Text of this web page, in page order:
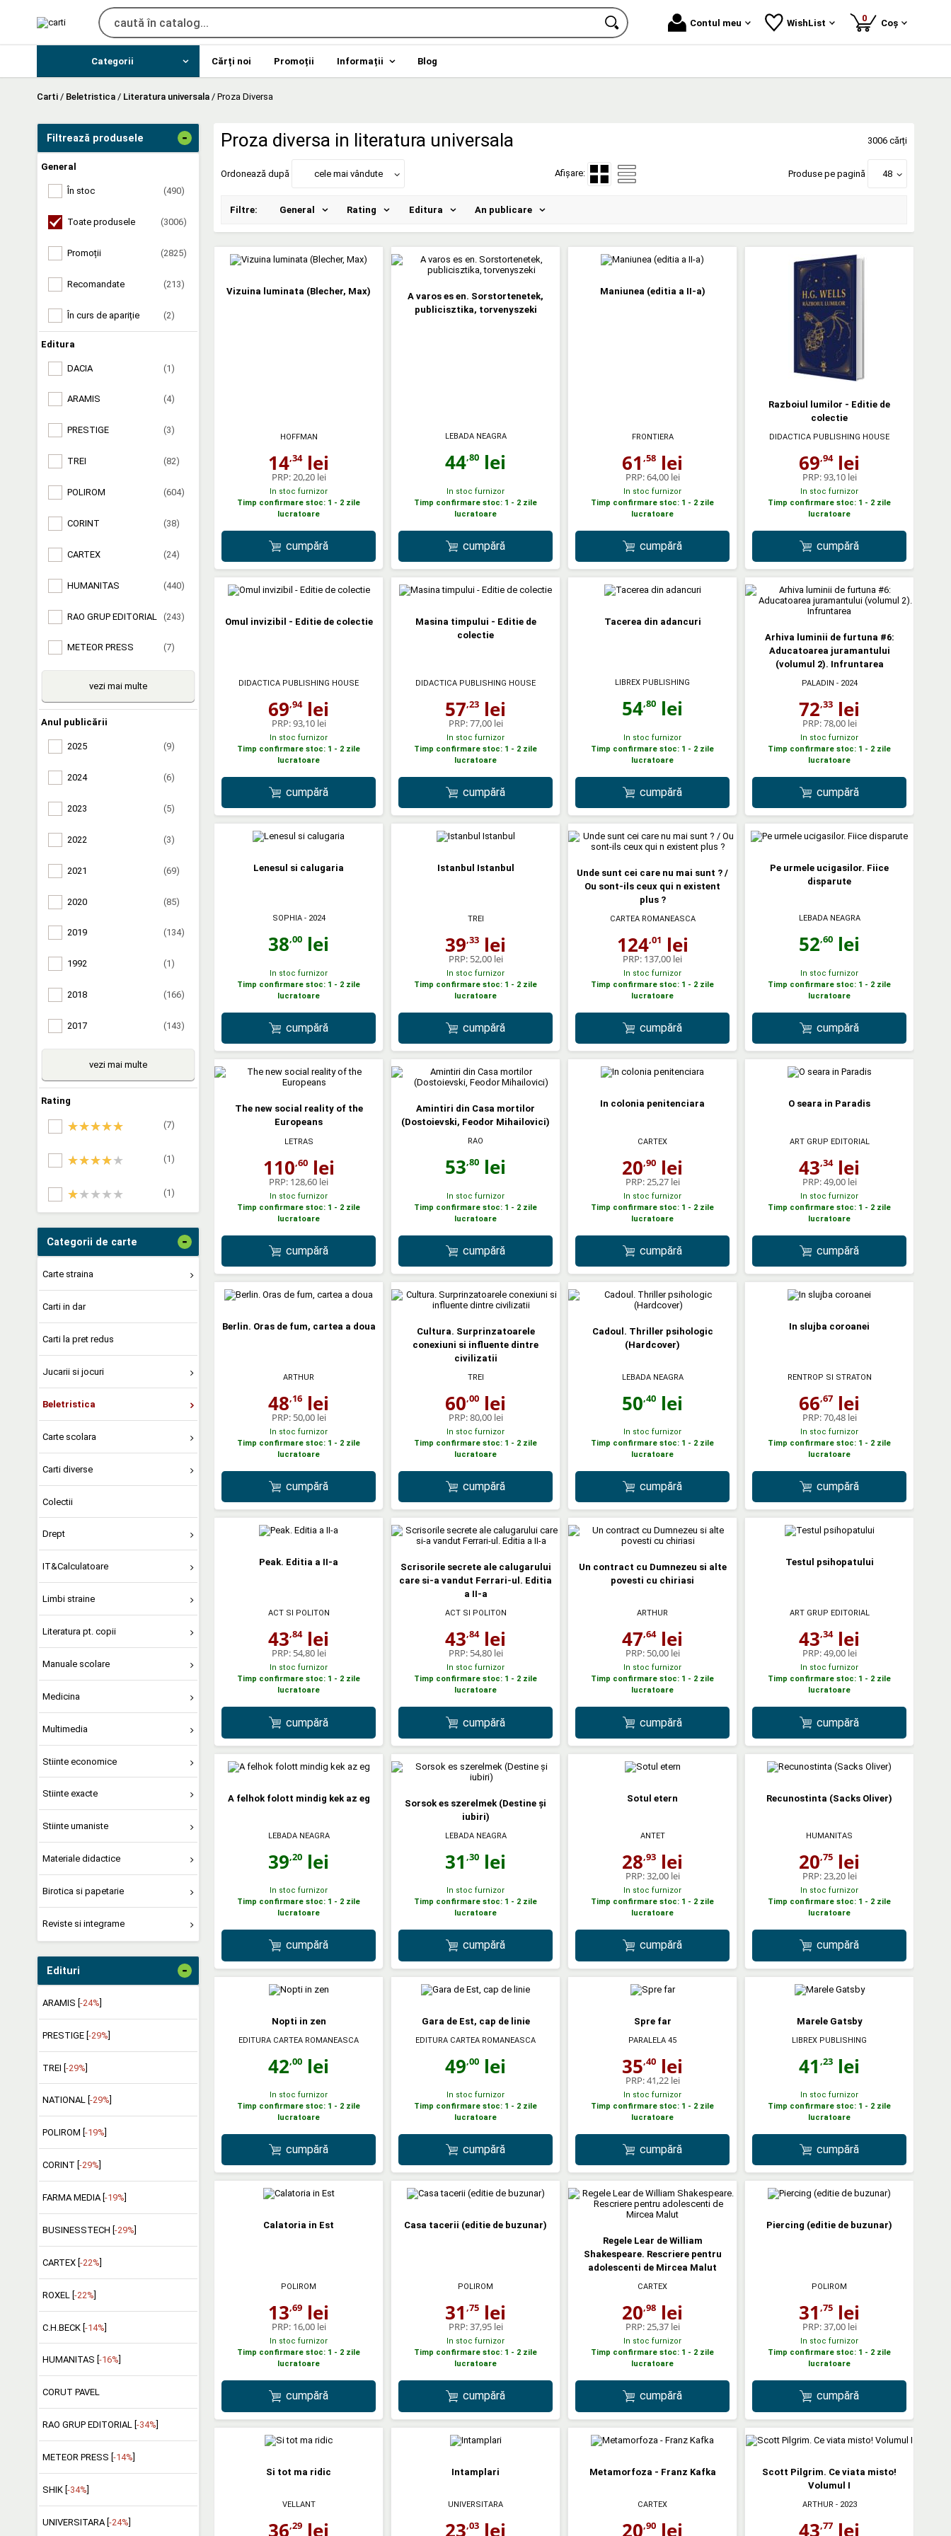
Contul meu WishList 0produse
Coș
Categorii Cărți noi Promoții Informații Blog
Carti / Beletristica / Literatura universala / Proza Diversa
Filtrează produsele -
General
În stoc (490)
Toate produsele (3006)
Promoții (2825)
Recomandate (213)
În curs de apariție (2)
Editura
DACIA (1)
ARAMIS (4)
PRESTIGE (3)
TREI (82)
POLIROM (604)
CORINT (38)
CARTEX (24)
HUMANITAS (440)
RAO GRUP EDITORIAL (243)
METEOR PRESS (7)
vezi mai multe
Anul publicării
2025 (9)
2024 (6)
2023 (5)
2022 (3)
2021 (69)
2020 (85)
2019 (134)
1992 (1)
2018 (166)
2017 (143)
vezi mai multe
Rating
(7)
(1)
(1)
Categorii de carte -
Carte straina
Carti in dar
Carti la pret redus
Jucarii si jocuri
Beletristica
Carte scolara
Carti diverse
Colectii
Drept
IT&Calculatoare
Limbi straine
Literatura pt. copii
Manuale scolare
Medicina
Multimedia
Stiinte economice
Stiinte exacte
Stiinte umaniste
Materiale didactice
Birotica si papetarie
Reviste si integrame
Edituri -
ARAMIS [ -24%
PRESTIGE [-29%]
TREI [-29%]
NATIONAL [ -29%
POLIROM [ -19%
CORINT [ -29%
FARMA MEDIA [ -19%
BUSINESSTECH [ -29%
CARTEX [ -22%
ROXEL [-22%]
C.H.BECK [-14%]
HUMANITAS [ -16%
CORUT PAVEL
RAO GRUP EDITORIAL [ -34%
METEOR PRESS [ -14%
SHIK [ -34%
UNIVERSITARA [ -24%
Proza diversa in literatura universala 3006 cărți
Ordonează după cele mai vândute Afișare: Produse pe pagină 48
Filtre: General Rating Editura An publicare
Vizuina luminata (Blecher, Max)
HOFFMAN
14,34lei
PRP: 20,20 lei
In stoc furnizor
Timp confirmare stoc: 1 - 2 zile
lucratoare
cumpără
A varos es en. Sorstortenetek,
publicisztika, torvenyszeki
LEBADA NEAGRA
44,80 lei
In stoc furnizor
Timp confirmare stoc: 1 - 2 zile
lucratoare
cumpără
Maniunea (editia a II-a)
FRONTIERA
61 ,58 lei
PRP:64,00 lei
In stoc furnizor
Timp confirmare stoc: 1 - 2 zile
lucratoare
cumpără
Razboiul lumilor - Editie de
colectie
DIDACTICA PUBLISHING HOUSE
69,94lei
PRP:93,10 lei
In stoc furnizor
Timp confirmare stoc: 1 - 2 zile
lucratoare
cumpără
Omul invizibil - Editie de colectie
DIDACTICA PUBLISHING HOUSE
69,94lei
PRP:93,10 lei
In stoc furnizor
Timp confirmare stoc: 1 - 2 zile
lucratoare
cumpără
Masina timpului - Editie de
colectie
DIDACTICA PUBLISHING HOUSE
57,23 lei
PRP:77,00 lei
In stoc furnizor
Timp confirmare stoc: 1 - 2 zile
lucratoare
cumpără
Tacerea din adancuri
LIBREX PUBLISHING
54,80 lei
In stoc furnizor
Timp confirmare stoc: 1 - 2 zile
lucratoare
cumpără
Arhiva luminii de furtuna #6:
Aducatoarea juramantului
(volumul 2). Infruntarea
PALADIN - 2024
72,33 lei
PRP:78,00 lei
In stoc furnizor
Timp confirmare stoc: 1 - 2 zile
lucratoare
cumpără
Lenesul si calugaria
SOPHIA- 2024
38,00 lei
In stoc furnizor
Timp confirmare stoc: 1 - 2 zile
lucratoare
cumpără
Istanbul Istanbul
TREI
39,33 lei
PRP: 52,00 lei
In stoc furnizor
Timp confirmare stoc: 1 - 2 zile
lucratoare
cumpără
Unde sunt cei care nu mai sunt ? /
Ou sont-ils ceux qui n existent
plus ?
CARTEA ROMANEASCA
124,01 lei
PRP: 137,00 lei
In stoc furnizor
Timp confirmare stoc: 1 - 2 zile
lucratoare
cumpără
Pe urmele ucigasilor. Fiice
disparute
LEBADA NEAGRA
52,60 lei
In stoc furnizor
Timp confirmare stoc: 1 - 2 zile
lucratoare
cumpără
The new social reality of the
Europeans
LETRAS
110,60lei
PRP: 128,60 lei
In stoc furnizor
Timp confirmare stoc: 1 - 2 zile
lucratoare
cumpără
Amintiri din Casa mortilor
(Dostoievski, Feodor Mihailovici)
RAO
53,80 lei
In stoc furnizor
Timp confirmare stoc: 1 - 2 zile
lucratoare
cumpără
In colonia penitenciara
CARTEX
20,90 lei
PRP:25,27 lei
In stoc furnizor
Timp confirmare stoc: 1 - 2 zile
lucratoare
cumpără
O seara in Paradis
ART GRUP EDITORIAL
43,34lei
PRP:49,00 lei
In stoc furnizor
Timp confirmare stoc: 1 - 2 zile
lucratoare
cumpără
Berlin. Oras de fum, cartea a doua
ARTHUR
48,16 lei
PRP: 50,00 lei
In stoc furnizor
Timp confirmare stoc: 1 - 2 zile
lucratoare
cumpără
Cultura. Surprinzatoarele
conexiuni si influente dintre
civilizatii
TREI
60,00 lei
PRP:80,00 lei
In stoc furnizor
Timp confirmare stoc: 1 - 2 zile
lucratoare
cumpără
Cadoul. Thriller psihologic
(Hardcover)
LEBADA NEAGRA
50,40 lei
In stoc furnizor
Timp confirmare stoc: 1 - 2 zile
lucratoare
cumpără
In slujba coroanei
RENTROP SI STRATON
66,67 lei
PRP:70,48 lei
In stoc furnizor
Timp confirmare stoc: 1 - 2 zile
lucratoare
cumpără
Peak. Editia a II-a
ACT SI POLITON
43,84lei
PRP: 54,80 lei
In stoc furnizor
Timp confirmare stoc: 1 - 2 zile
lucratoare
cumpără
Scrisorile secrete ale calugarului
care si-a vandut Ferrari-ul. Editia
a II-a
ACT SI POLITON
43,84lei
PRP: 54,80 lei
In stoc furnizor
Timp confirmare stoc: 1 - 2 zile
lucratoare
cumpără
Un contract cu Dumnezeu si alte
povesti cu chiriasi
ARTHUR
47,64lei
PRP: 50,00 lei
In stoc furnizor
Timp confirmare stoc: 1 - 2 zile
lucratoare
cumpără
Testul psihopatului
ART GRUP EDITORIAL
43,34lei
PRP:49,00 lei
In stoc furnizor
Timp confirmare stoc: 1 - 2 zile
lucratoare
cumpără
A felhok folott mindig kek az eg
LEBADA NEAGRA
39,20 lei
In stoc furnizor
Timp confirmare stoc: 1 - 2 zile
lucratoare
cumpără
Sorsok es szerelmek (Destine și
iubiri)
LEBADA NEAGRA
31 ,30 lei
In stoc furnizor
Timp confirmare stoc: 1 - 2 zile
lucratoare
cumpără
Sotul etern
ANTET
28,93 lei
PRP:32,00 lei
In stoc furnizor
Timp confirmare stoc: 1 - 2 zile
lucratoare
cumpără
Recunostinta (Sacks Oliver)
HUMANITAS
20,75 lei
PRP:23,20 lei
In stoc furnizor
Timp confirmare stoc: 1 - 2 zile
lucratoare
cumpără
Nopti in zen
EDITURA CARTEA ROMANEASCA
42,00 lei
In stoc furnizor
Timp confirmare stoc: 1 - 2 zile
lucratoare
cumpără
Gara de Est, cap de linie
EDITURA CARTEA ROMANEASCA
49,00 lei
In stoc furnizor
Timp confirmare stoc: 1 - 2 zile
lucratoare
cumpără
Spre far
PARALELA 45
35,40 lei
PRP:41,22 lei
In stoc furnizor
Timp confirmare stoc: 1 - 2 zile
lucratoare
cumpără
Marele Gatsby
LIBREX PUBLISHING
41 ,23 lei
In stoc furnizor
Timp confirmare stoc: 1 - 2 zile
lucratoare
cumpără
Calatoria in Est
POLIROM
13,69 lei
PRP: 16,00 lei
In stoc furnizor
Timp confirmare stoc: 1 - 2 zile
lucratoare
cumpără
Casa tacerii (editie de buzunar)
POLIROM
31 ,75 lei
PRP:37,95 lei
In stoc furnizor
Timp confirmare stoc: 1 - 2 zile
lucratoare
cumpără
Regele Lear de William
Shakespeare. Rescriere pentru
adolescenti de Mircea Malut
CARTEX
20,98 lei
PRP:25,37 lei
In stoc furnizor
Timp confirmare stoc: 1 - 2 zile
lucratoare
cumpără
Piercing (editie de buzunar)
POLIROM
31 ,75 lei
PRP:37,00 lei
In stoc furnizor
Timp confirmare stoc: 1 - 2 zile
lucratoare
cumpără
Si tot ma ridic
VELLANT
36,29 lei
Intamplari
UNIVERSITARA
23,03 lei
Metamorfoza - Franz Kafka
CARTEX
20,90 lei
Scott Pilgrim. Ce viata misto!
Volumul I
ARTHUR - 2023
43,77 lei